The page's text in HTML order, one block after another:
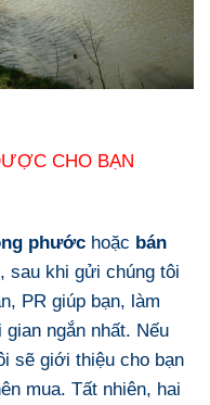
CHO BẠN
phước hoặc bán
sau khi gửi chúng tôi
PR giúp bạn, làm
ngắn nhất. Nếu
sẽ giới thiệu cho bạn
mua. Tất nhiên, hai